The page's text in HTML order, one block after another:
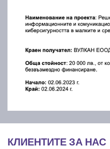
КЛИЕНТИТЕ ЗА НАС